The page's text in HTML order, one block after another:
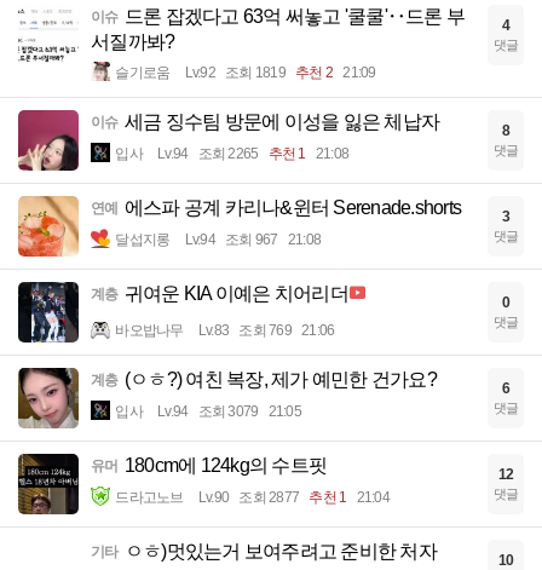
이슈 드론 잡겠다고 63억 써놓고 '쿨쿨'‥드론 부
서질까봐?
슬기로움 Lv.92 조회 1819 추천 2 21:09
4
댓글
이슈 세금 징수팀 방문에 이성을 잃은 체납자
입사 Lv.94 조회 2265 추천 1 21:08
8
댓글
연예 에스파 공계 카리나&윈터 Serenade.shorts
달섭지롱 Lv.94 조회 967 21:08
3
댓글
계층 귀여운 KIA 이예은 치어리더
바오밥나무 Lv.83 조회 769 21:06
0
댓글
계층 (ㅇㅎ?) 여친 복장, 제가 예민한 건가요?
입사 Lv.94 조회 3079 21:05
6
댓글
유머 180cm에 124kg의 수트핏
드라고노브 Lv.90 조회 2877 추천 1 21:04
12
댓글
기타 ㅇㅎ)멋있는거 보여주려고 준비한 처자 10